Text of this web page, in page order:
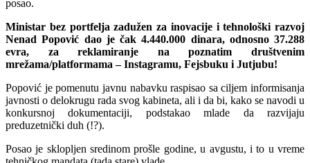
posao.
Ministar bez portfelja zadužen za inovacije i tehnološki razvoj
Nenad Popović dao je čak 4.440.000 dinara, odnosno 37.288
evra, za reklamiranje na poznatim društvenim
mrežama/platformama – Instagramu, Fejsbuku i Jutjubu!
Popović je pomenutu javnu nabavku raspisao sa ciljem informisanja
javnosti o delokrugu rada svog kabineta, ali i da bi, kako se navodi u
konkursnoj dokumentaciji, podstakao mlade da razvijaju
preduzetnički duh (!?).
Posao je sklopljen sredinom prošle godine, u avgustu, i to u vreme